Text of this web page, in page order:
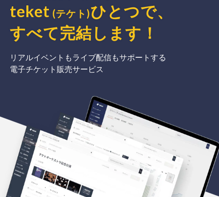
teket (テケト)ひとつで、
すべて完結 します ！
リアルイベントもライブ配信もサポートする
電子チケット販売サービス